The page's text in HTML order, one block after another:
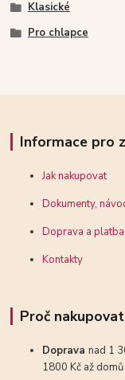
Klasické
Pro chlapce
Informace pro
Jak nakupovat
Dokumenty,
Doprava a platba
Kontakty
Proč
Dopravanad 1
1800 Kč až domů